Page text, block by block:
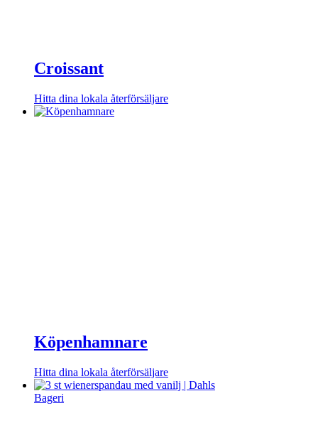
Croissant
Hitta dina lokala återförsäljare
Köpenhamnare
Hitta dina lokala återförsäljare